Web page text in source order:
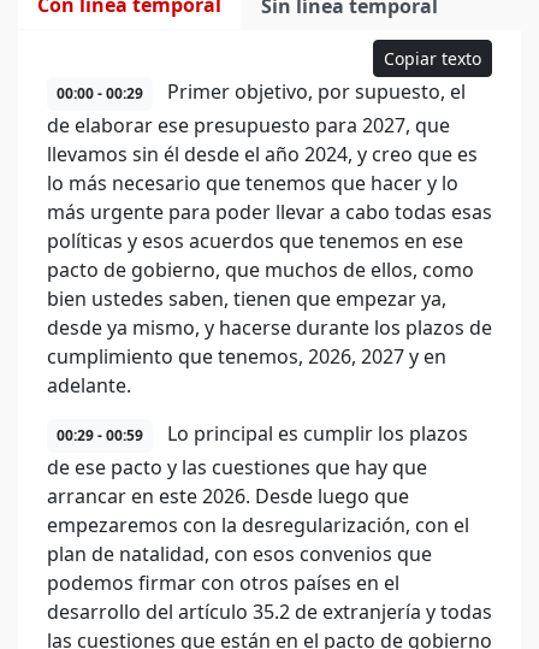
Sin línea temporal
Copiar texto
00:00 - 00:29
Primer objetivo, por supuesto, el
de elaborar ese presupuesto para 2027, que
llevamos sin él desde el año 2024, y creo que es
lo más necesario que tenemos que hacer y lo
más urgente para poder llevar a cabo todas esas
políticas y esos acuerdos que tenemos en ese
pacto de gobierno, que muchos de ellos, como
bien ustedes saben, tienen que empezar ya,
desde ya mismo, y hacerse durante los plazos de
cumplimiento que tenemos, 2026, 2027 y en
adelante.
00:29 - 00:59
Lo principal es cumplir los plazos
de ese pacto y las cuestiones que hay que
arrancar en este 2026. Desde luego que
empezaremos con la desregularización, con el
plan de natalidad, con esos convenios que
podemos firmar con otros países en el
desarrollo del artículo 35.2 de extranjería y todas
las cuestiones que están en el pacto de gobierno